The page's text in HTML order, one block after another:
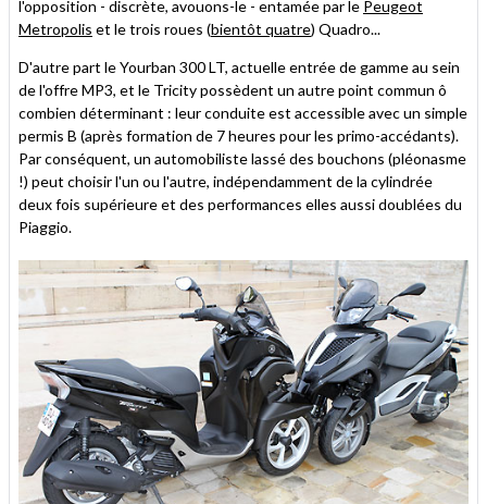
l'opposition - discrète, avouons-le - entamée par le Peugeot
Metropolis et le trois roues (bientôt quatre) Quadro...
D'autre part le Yourban 300 LT, actuelle entrée de gamme au sein
de l'offre MP3, et le Tricity possèdent un autre point commun ô
combien déterminant : leur conduite est accessible avec un simple
permis B (après formation de 7 heures pour les primo-accédants).
Par conséquent, un automobiliste lassé des bouchons (pléonasme
!) peut choisir l'un ou l'autre, indépendamment de la cylindrée
deux fois supérieure et des performances elles aussi doublées du
Piaggio.